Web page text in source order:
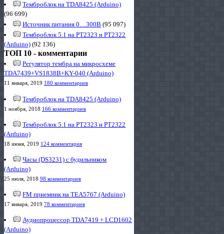
Темброблок на TDA8425 (Arduino)
(96 699)
Источник питания 0…300В (95 097)
Темброблок 5.1 на PT2323 и PT2322
(Arduino) (92 136)
ТОП 10 - комментарии
Регулятор тембра на микросхеме
TDA7439+VS1838B+KY-040 (Arduino)
11 января, 2019 180 комментариев
Темброблок на TDA8425 (Arduino)
1 ноября, 2018 166 комментариев
Темброблок 5.1 на PT2323 и PT2322
(Arduino)
18 июня, 2019 124 комментария
Часы (DS3231) с будильником
(Arduino)
25 июля, 2018 98 комментариев
FM приемник на TEA5767 (Arduino)
17 января, 2019 78 комментариев
Аудиопроцессор TDA7419 + LCD1602
(Arduino)